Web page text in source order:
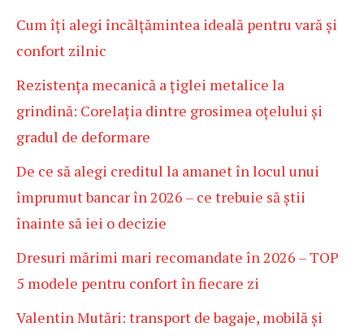
Cum îți alegi încălțămintea ideală pentru vară și
confort zilnic
Rezistența mecanică a țiglei metalice la
grindină: Corelația dintre grosimea oțelului și
gradul de deformare
De ce să alegi creditul la amanet în locul unui
împrumut bancar în 2026 – ce trebuie să știi
înainte să iei o decizie
Dresuri mărimi mari recomandate în 2026 – TOP
5 modele pentru confort în fiecare zi
Valentin Mutări: transport de bagaje, mobilă și